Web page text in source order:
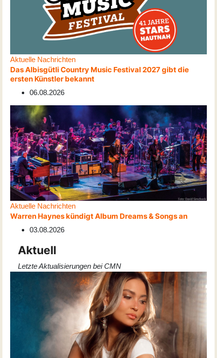
Aktuelle Nachrichten
Das Albisgütli Country Music Festival 2027 gibt die
ersten Künstler bekannt
06.08.2026
Aktuelle Nachrichten
Warren Haynes kündigt Album Dreams & Songs an
03.08.2026
Aktuell
Letzte Aktualisierungen bei CMN